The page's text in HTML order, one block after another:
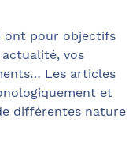
ont pour objectifs
vos
Les articles
et
différentes nature